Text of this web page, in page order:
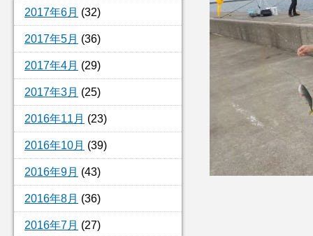
2017年6月 (32)
2017年5月 (36)
2017年4月 (29)
2017年3月 (25)
2016年11月 (23)
2016年10月 (39)
2016年9月 (43)
2016年8月 (36)
2016年7月 (27)